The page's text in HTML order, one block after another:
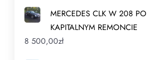
MERCEDES CLK W 208 PO
KAPITALNYM REMONCIE
8 500,00zł